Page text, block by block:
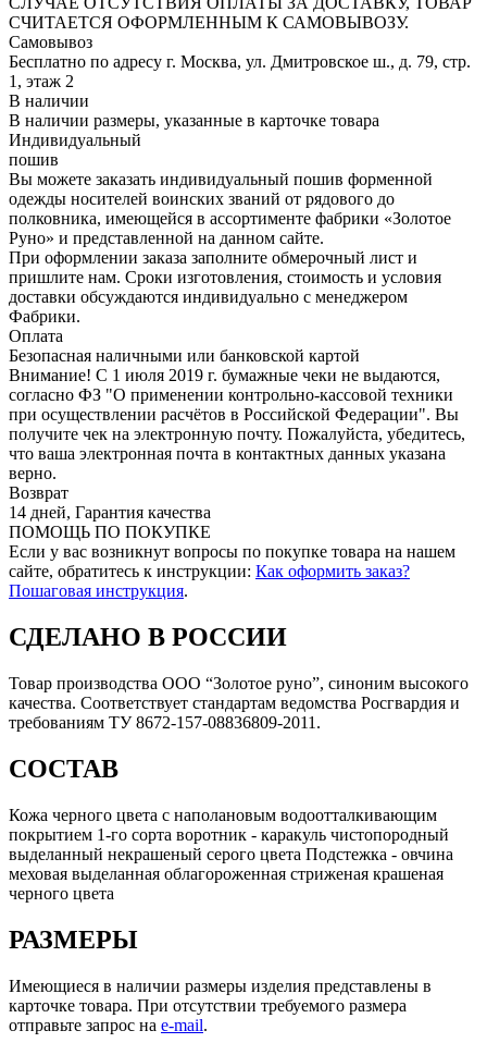
СЧИТАЕТСЯ ОФОРМЛЕННЫМ К САМОВЫВОЗУ.
Самовывоз
Бесплатно по адресу г. Москва, ул. Дмитровское ш., д. 79, стр.
1, этаж 2
В наличии
В наличии размеры, указанные в карточке товара
Индивидуальный
пошив
Вы можете заказать индивидуальный пошив форменной
одежды носителей воинских званий от рядового до
полковника, имеющейся в ассортименте фабрики «Золотое
Руно» и представленной на данном сайте.
При оформлении заказа заполните обмерочный лист и
пришлите нам. Сроки изготовления, стоимость и условия
доставки обсуждаются индивидуально с менеджером
Фабрики.
Оплата
Безопасная наличными или банковской картой
Внимание! С 1 июля 2019 г. бумажные чеки не выдаются,
согласно ФЗ "О применении контрольно-кассовой техники
при осуществлении расчётов в Российской Федерации". Вы
получите чек на электронную почту. Пожалуйста, убедитесь,
что ваша электронная почта в контактных данных указана
верно.
Возврат
14 дней, Гарантия качества
ПОМОЩЬ ПО ПОКУПКЕ
Если у вас возникнут вопросы по покупке товара на нашем
сайте, обратитесь к инструкции: Как оформить заказ?
Пошаговая инструкция.
СДЕЛАНО В РОССИИ
Товар производства ООО “Золотое руно”, синоним высокого
качества. Соответствует стандартам ведомства Росгвардия и
требованиям ТУ 8672-157-08836809-2011.
СОСТАВ
Кожа черного цвета с наполановым водоотталкивающим
покрытием 1-го сорта воротник - каракуль чистопородный
выделанный некрашеный серого цвета Подстежка - овчина
меховая выделанная облагороженная стриженая крашеная
черного цвета
РАЗМЕРЫ
Имеющиеся в наличии размеры изделия представлены в
карточке товара. При отсутствии требуемого размера
отправьте запрос на e-mail.